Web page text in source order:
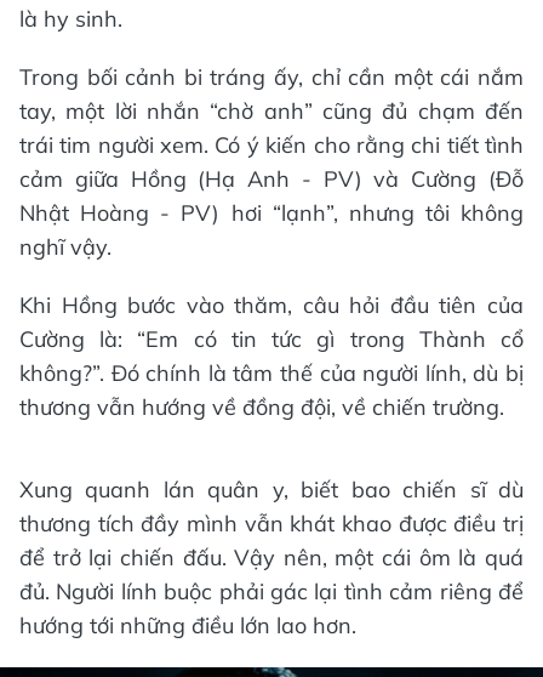
là hy sinh.
Trong bối cảnh bi tráng ấy, chỉ cần một cái nắm
tay, một lời nhắn “chờ anh” cũng đủ chạm đến
trái tim người xem. Có ý kiến cho rằng chi tiết tình
cảm giữa Hồng (Hạ Anh - PV) và Cường (Đỗ
Nhật Hoàng - PV) hơi “lạnh”, nhưng tôi không
nghĩ vậy.
Khi Hồng bước vào thăm, câu hỏi đầu tiên của
Cường là: “Em có tin tức gì trong Thành cổ
không?”. Đó chính là tâm thế của người lính, dù bị
thương vẫn hướng về đồng đội, về chiến trường.
Xung quanh lán quân y, biết bao chiến sĩ dù
thương tích đầy mình vẫn khát khao được điều trị
để trở lại chiến đấu. Vậy nên, một cái ôm là quá
đủ. Người lính buộc phải gác lại tình cảm riêng để
hướng tới những điều lớn lao hơn.